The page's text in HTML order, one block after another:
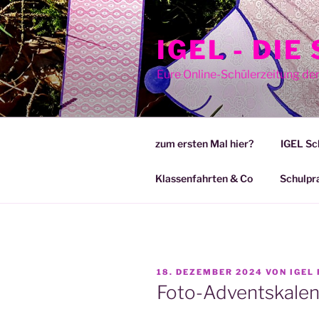
Zum
Inhalt
springen
IGEL - DIE
Eure Online-Schülerzeitung
zum ersten Mal hier? IGEL
Klassenfahrten & Co
VERÖFFENTLICHT
AM
18. DEZEMBER 2024 VON IGEL
Foto-